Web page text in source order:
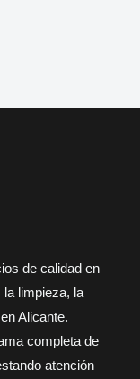
de calidad en
la limpieza, la
Alicante.
completa de
atención